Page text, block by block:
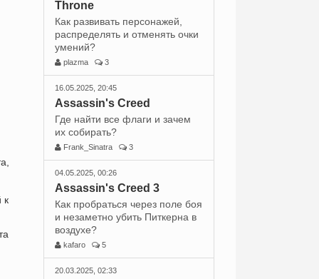
к
Throne
Как развивать персонажей,
распределять и отменять очки
умений?
plazma 3
16.05.2025, 20:45
Assassin's Creed
Где найти все флаги и зачем
их собирать?
Frank_Sinatra 3
04.05.2025, 00:26
Assassin's Creed 3
Как пробраться через поле боя
и незаметно убить Питкерна в
воздухе?
kafaro 5
20.03.2025, 02:33